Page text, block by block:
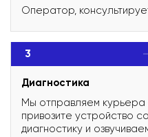
Оператор,
3
Диагностика
Мы отправляем курьера
привозите устройство
диагностику и